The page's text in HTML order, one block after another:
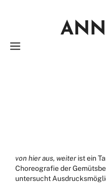
von hier aus, weiterist ein
Choreografie der
untersucht